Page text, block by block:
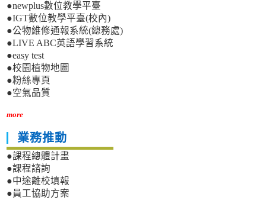
●newplus數位教學平臺
●IGT數位教學平臺(校內)
●公物維修通報系統(總務處)
●LIVE ABC英語學習系統
●easy test
●校園植物地圖
●粉絲專頁
●空氣品質
more
業務推動
●課程總體計畫
●課程諮詢
●中途離校填報
●員工協助方案